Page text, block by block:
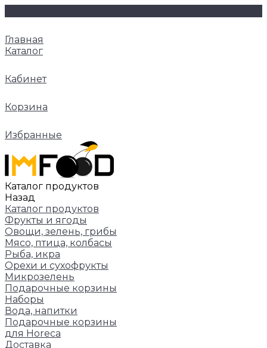
Главная
Каталог
Кабинет
Корзина
Избранные
Каталог продуктов
Назад
Каталог продуктов
Фрукты и ягоды
Овощи, зелень, грибы
Мясо, птица, колбасы
Рыба, икра
Орехи и сухофрукты
Микрозелень
Подарочные корзины
Наборы
Вода, напитки
Подарочные корзины
для Horeca
Доставка